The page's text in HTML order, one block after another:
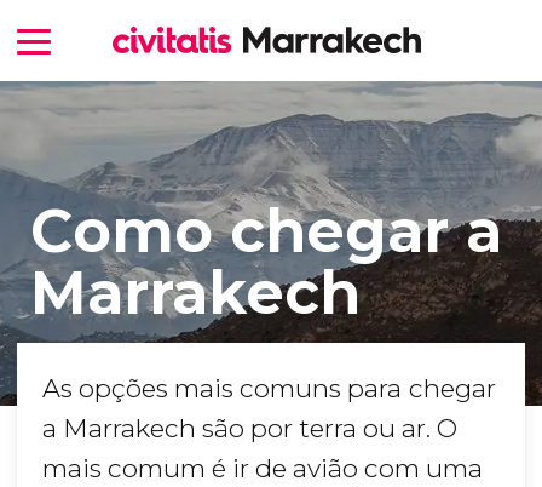
Como chegar a
Marrakech
As opções mais comuns para chegar
a Marrakech são por terra ou ar. O
mais comum é ir de avião com uma